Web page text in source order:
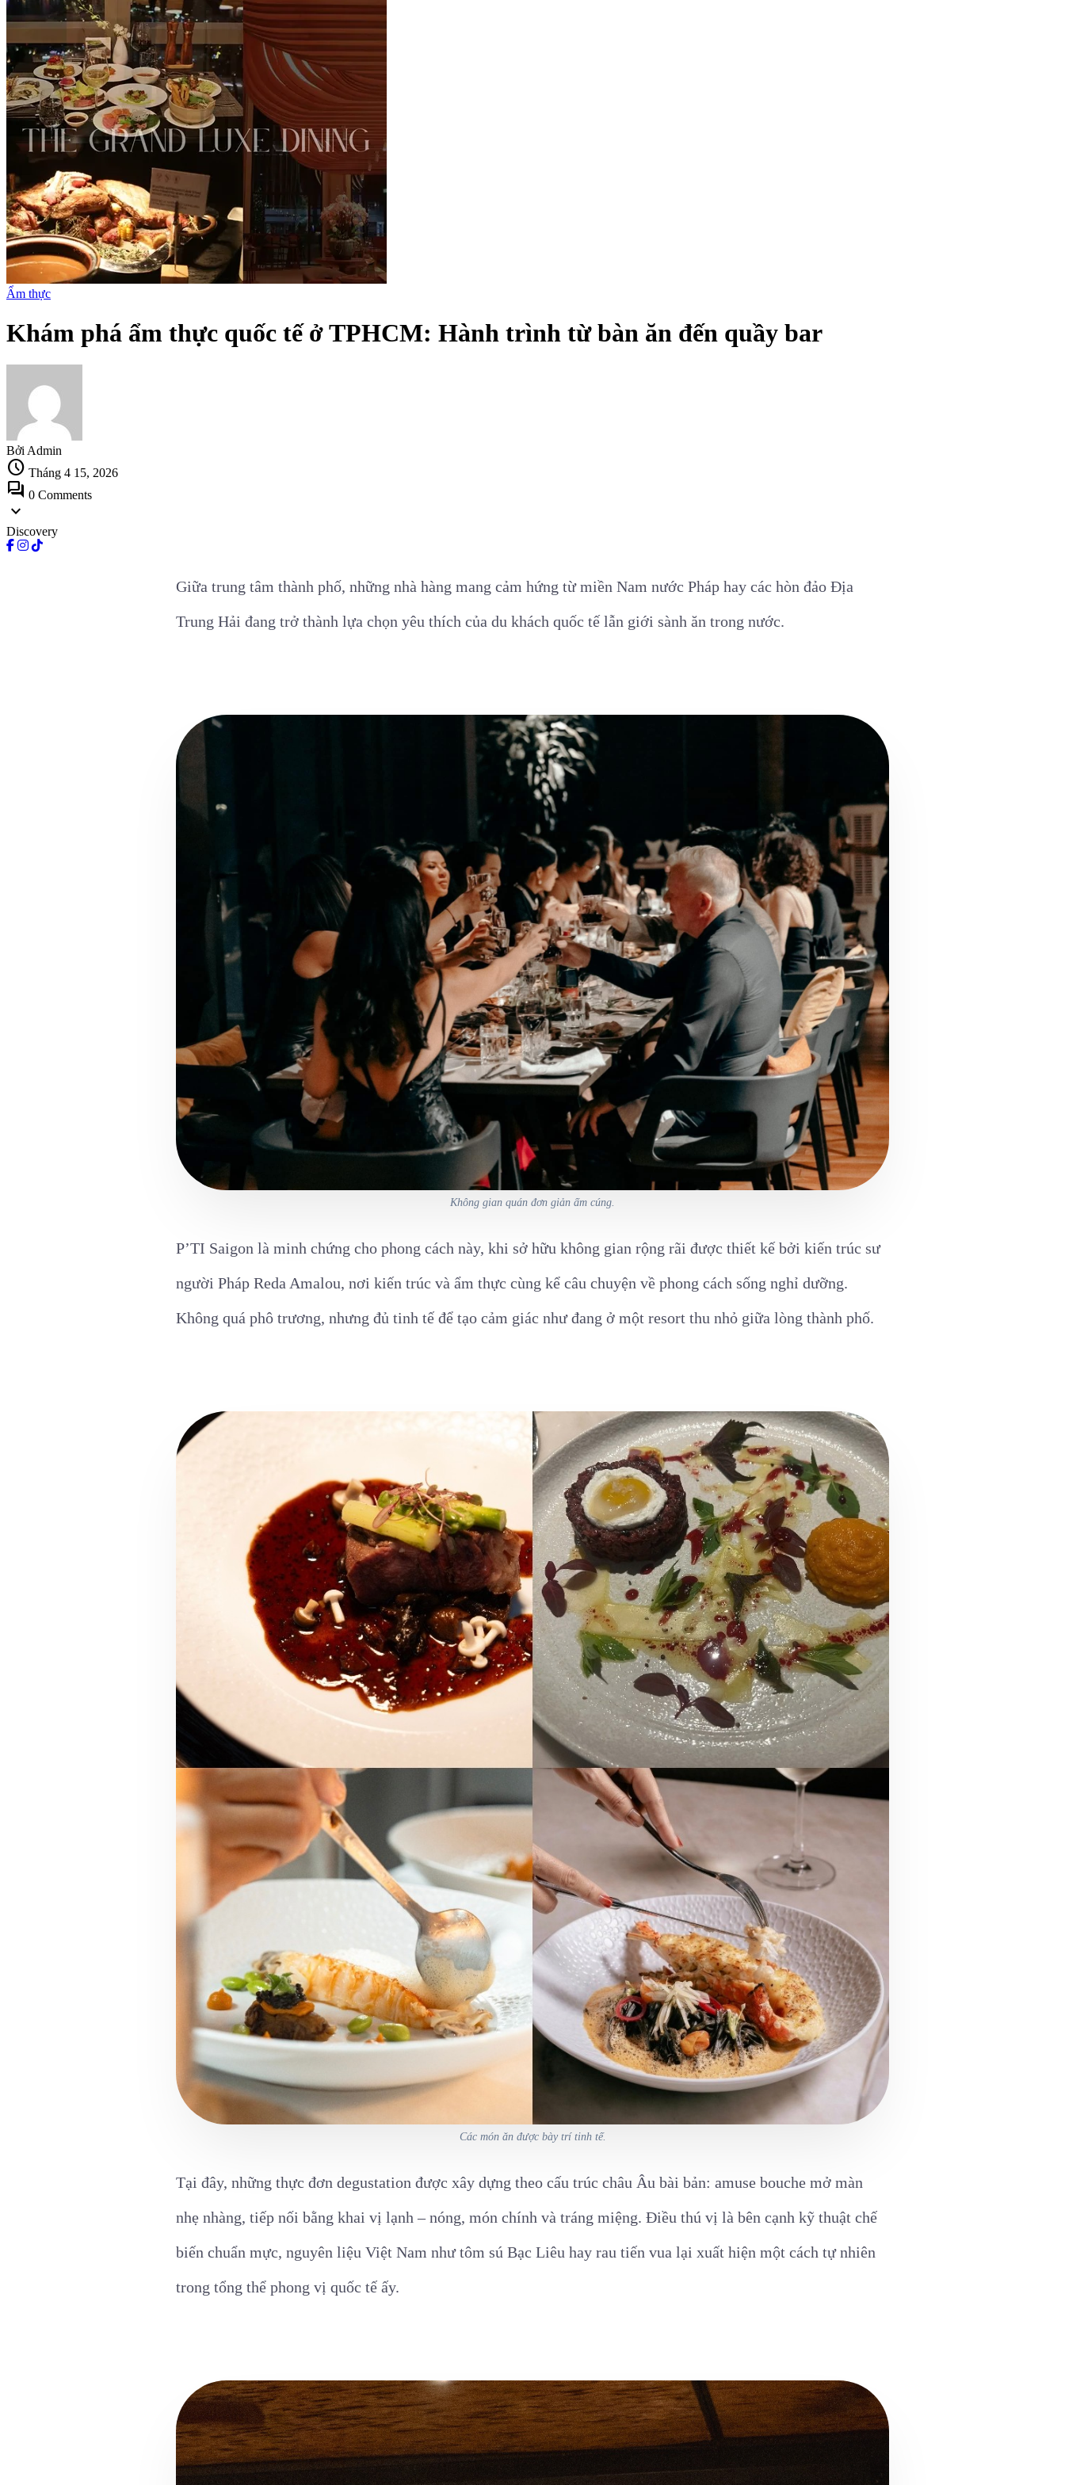
Ẩm thực
Khám phá ẩm thực quốc tế ở TPHCM: Hành trình từ bàn ăn đến quầy bar
Bởi Admin
schedule Tháng 4 15, 2026
forum 0 Comments
expand_more
Discovery
Giữa trung tâm thành phố, những nhà hàng mang cảm hứng từ miền Nam nước Pháp hay các hòn đảo Địa
Trung Hải đang trở thành lựa chọn yêu thích của du khách quốc tế lẫn giới sành ăn trong nước.
Không gian quán đơn giản ấm cúng.
P’TI Saigon là minh chứng cho phong cách này, khi sở hữu không gian rộng rãi được thiết kế bởi kiến trúc sư
người Pháp Reda Amalou, nơi kiến trúc và ẩm thực cùng kể câu chuyện về phong cách sống nghỉ dưỡng.
Không quá phô trương, nhưng đủ tinh tế để tạo cảm giác như đang ở một resort thu nhỏ giữa lòng thành phố.
Các món ăn được bày trí tinh tế.
Tại đây, những thực đơn degustation được xây dựng theo cấu trúc châu Âu bài bản: amuse bouche mở màn
nhẹ nhàng, tiếp nối bằng khai vị lạnh – nóng, món chính và tráng miệng. Điều thú vị là bên cạnh kỹ thuật chế
biến chuẩn mực, nguyên liệu Việt Nam như tôm sú Bạc Liêu hay rau tiến vua lại xuất hiện một cách tự nhiên
trong tổng thể phong vị quốc tế ấy.